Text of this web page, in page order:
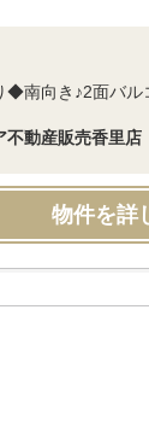
南向き♪2面バル
不動産販売香里店
物件を詳